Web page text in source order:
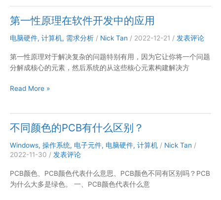
层
原
及
组
部
第一性原理在软件开发中的应用
电脑硬件, 计算机, 需求分析 / Nick Tan / 2022-12-21 / 发表评论
第一性原理对于解决复杂的问题特别有用，因为它让你将一个问题
分解成核心的元素，然后系统的从这些核心元素构建解决方
第
理
在
软
开
发
Read More »
不同颜色的PCB有什么区别？
Windows, 操作系统, 电子元件, 电脑硬件, 计算机 / Nick Tan /
2022-11-30 / 发表评论
PCB颜色、PCB颜色代表什么意思、PCB颜色不同有区别吗？PCB
为什么大多是绿色。 一、PCB颜色代表什么意